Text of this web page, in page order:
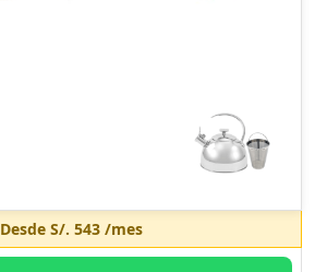
Desde S/. 543/mes